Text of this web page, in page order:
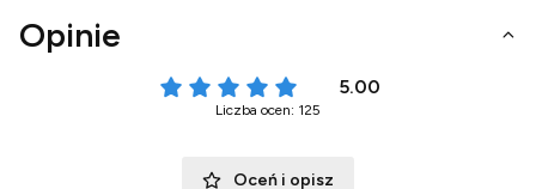
Opinie
5.00
Liczba ocen: 125
Oceń i opisz